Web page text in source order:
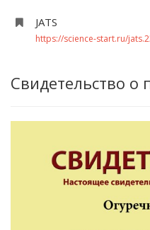
JATS
https://science-start.ru/
Свидетельство о